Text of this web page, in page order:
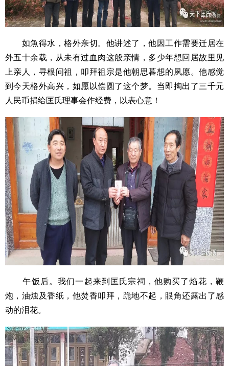
如魚得水，格外亲切。他讲述了，他因工作需要迁居在
外五十余载，从未有过血肉这般亲情，多少年想回居故里见
上亲人，寻根问祖，叩拜祖宗是他朝思暮想的夙愿。他感觉
到今天格外高兴，如愿以偿圆了这个梦。当即掏出了三千元
人民币捐给匡氏理事会作经费，以表心意！
午饭后。我们一起来到匡氏宗祠，他购买了焰花，鞭
炮，油烛及香纸，他焚香叩拜，跪地不起，眼角还露出了感
动的泪花。